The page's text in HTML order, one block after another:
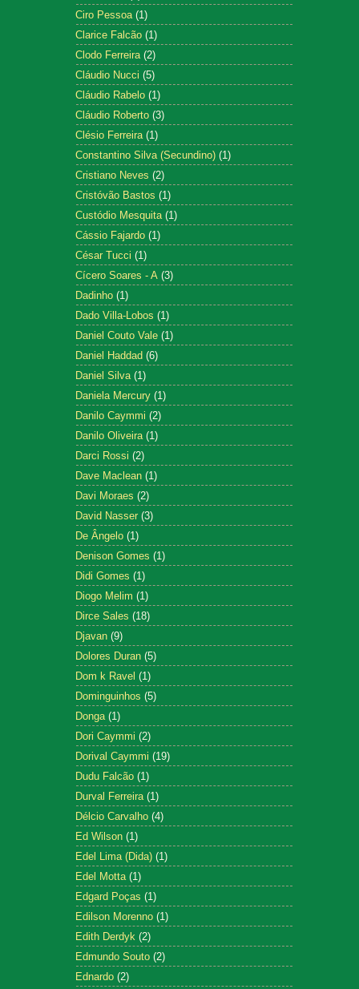
Ciro Pessoa (1)
Clarice Falcão (1)
Clodo Ferreira (2)
Cláudio Nucci (5)
Cláudio Rabelo (1)
Cláudio Roberto (3)
Clésio Ferreira (1)
Constantino Silva (Secundino) (1)
Cristiano Neves (2)
Cristóvão Bastos (1)
Custódio Mesquita (1)
Cássio Fajardo (1)
César Tucci (1)
Cícero Soares - A (3)
Dadinho (1)
Dado Villa-Lobos (1)
Daniel Couto Vale (1)
Daniel Haddad (6)
Daniel Silva (1)
Daniela Mercury (1)
Danilo Caymmi (2)
Danilo Oliveira (1)
Darci Rossi (2)
Dave Maclean (1)
Davi Moraes (2)
David Nasser (3)
De Ângelo (1)
Denison Gomes (1)
Didi Gomes (1)
Diogo Melim (1)
Dirce Sales (18)
Djavan (9)
Dolores Duran (5)
Dom k Ravel (1)
Dominguinhos (5)
Donga (1)
Dori Caymmi (2)
Dorival Caymmi (19)
Dudu Falcão (1)
Durval Ferreira (1)
Délcio Carvalho (4)
Ed Wilson (1)
Edel Lima (Dida) (1)
Edel Motta (1)
Edgard Poças (1)
Edilson Morenno (1)
Edith Derdyk (2)
Edmundo Souto (2)
Ednardo (2)